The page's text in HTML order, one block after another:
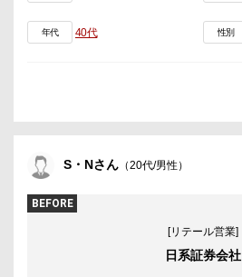
年代 40代 性別
S・Nさん （20代/男性）
BEFORE
[リテール営業]
日系証券会社